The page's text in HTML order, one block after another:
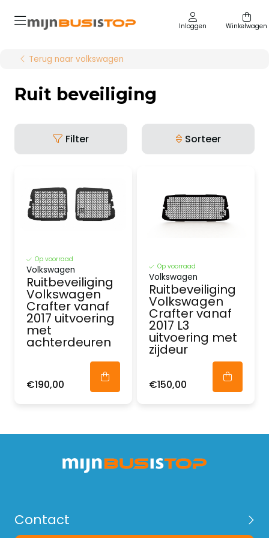
Inloggen Winkelwagen
Terug naar volkswagen
Ruit beveiliging
Filter Sorteer
Op voorraad
Volkswagen
Ruitbeveiliging
Volkswagen
Crafter vanaf
2017 uitvoering
met
achterdeuren
€190,00
Op voorraad
Volkswagen
Ruitbeveiliging
Volkswagen
Crafter vanaf
2017 L3
uitvoering met
zijdeur
€150,00
Contact